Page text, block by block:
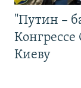
"Путин –
Киеву